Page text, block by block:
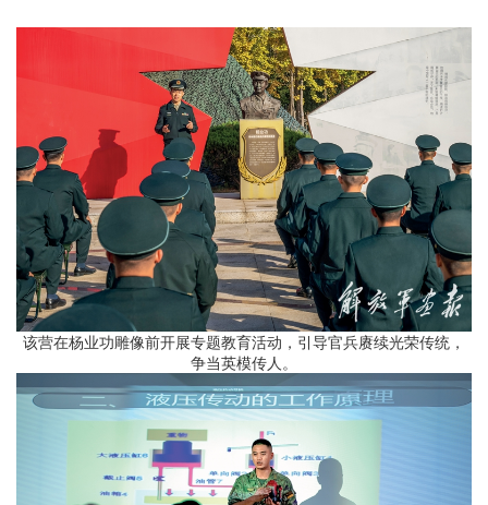
该营在杨业功雕像前开展专题教育活动，引导官兵赓续光荣传统，
争当英模传人。